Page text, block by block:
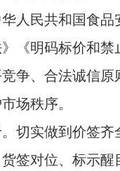
人民共和国食品
《明码标价和禁
争、合法诚信原
场秩序。
切实做到价签齐
签对位、标示醒